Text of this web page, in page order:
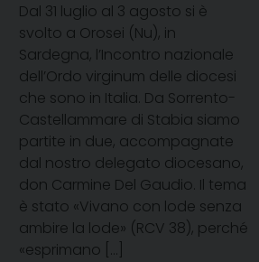
Dal 31 luglio al 3 agosto si è
svolto a Orosei (Nu), in
Sardegna, l’Incontro nazionale
dell’Ordo virginum delle diocesi
che sono in Italia. Da Sorrento-
Castellammare di Stabia siamo
partite in due, accompagnate
dal nostro delegato diocesano,
don Carmine Del Gaudio. Il tema
è stato «Vivano con lode senza
ambire la lode» (RCV 38), perché
«esprimano […]